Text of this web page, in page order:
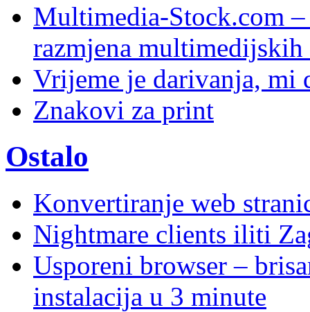
Multimedia-Stock.com –
razmjena multimedijskih
Vrijeme je darivanja, mi
Znakovi za print
Ostalo
Konvertiranje web
Nightmare clients iliti
Usporeni browser –
instalacija u 3 minute